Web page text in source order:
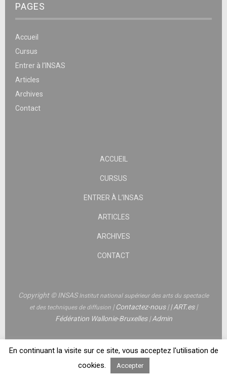
PAGES
Accueil
Cursus
Entrer à l’INSAS
Articles
Archives
Contact
ACCUEIL
CURSUS
ENTRER À L’INSAS
ARTICLES
ARCHIVES
CONTACT
Copyright © INSASInstitut national supérieur des arts du spectacle
et des techniques de diffusion |Contactez-nous||ART.es|
Fédération Wallonie-Bruxelles|Admin
En continuant la visite sur ce site, vous acceptez l'utilisation de
cookies.
Accepter